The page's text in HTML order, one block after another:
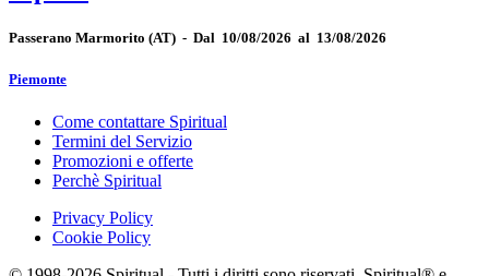
Passerano Marmorito (AT) - Dal 10/08/2026 al 13/08/2026
Piemonte
Come contattare Spiritual
Termini del Servizio
Promozioni e offerte
Perchè Spiritual
Privacy Policy
Cookie Policy